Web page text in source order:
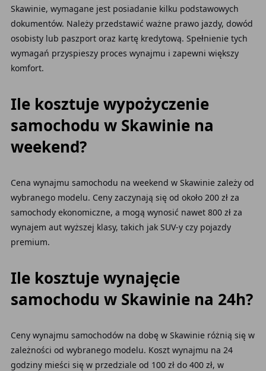
Skawinie, wymagane jest posiadanie kilku podstawowych
dokumentów. Należy przedstawić ważne prawo jazdy, dowód
osobisty lub paszport oraz kartę kredytową. Spełnienie tych
wymagań przyspieszy proces wynajmu i zapewni większy
komfort.
Ile kosztuje wypożyczenie
samochodu w Skawinie na
weekend?
Cena wynajmu samochodu na weekend w Skawinie zależy od
wybranego modelu. Ceny zaczynają się od około 200 zł za
samochody ekonomiczne, a mogą wynosić nawet 800 zł za
wynajem aut wyższej klasy, takich jak SUV-y czy pojazdy
premium.
Ile kosztuje wynajęcie
samochodu w Skawinie na 24h?
Ceny wynajmu samochodów na dobę w Skawinie różnią się w
zależności od wybranego modelu. Koszt wynajmu na 24
godziny mieści się w przedziale od 100 zł do 400 zł, w